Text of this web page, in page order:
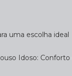
uma escolha ideal
Idoso: